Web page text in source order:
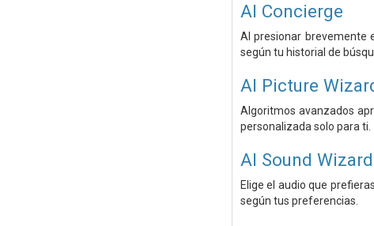
AI Concierge
Al presionar brevemente
según tu historial de
AI Picture
Algoritmos avanzados
personalizada solo para ti.
AI Sound Wizard
Elige el audio que
según tus preferencias.